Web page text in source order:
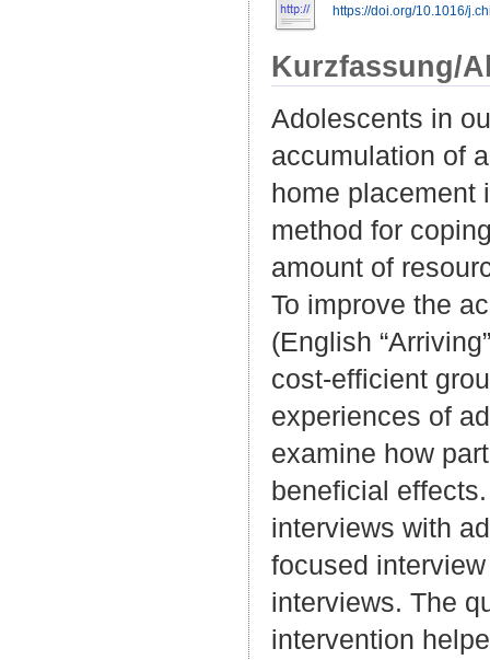
https://doi.org/10.1016/
Kurzfassung/
Adolescents in
accumulation of
home placement
method for
amount of
To improve the
(English
cost-efficient
experiences of
examine how
beneficial
interviews with
focused
interviews. The
intervention